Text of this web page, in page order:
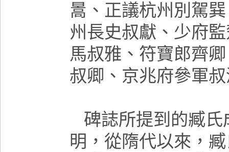
暠、正議杭州別駕
州長史叔獻、少府
馬叔雅、符寶郎齊
叔卿、京兆府參軍
碑誌所提到的臧
明，從隋代以來，